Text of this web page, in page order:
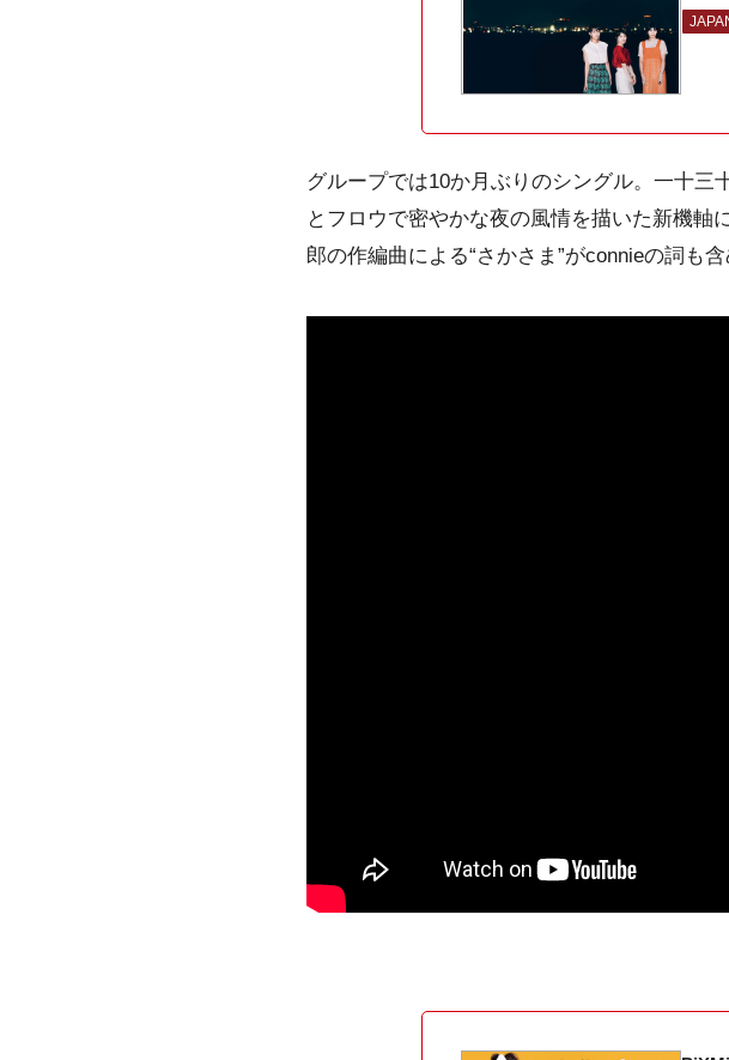
グループでは10か月ぶりのシングル。一十三
とフロウで密やかな夜の風情を描いた新機軸
郎の作編曲による“さかさま”がconnieの詞も